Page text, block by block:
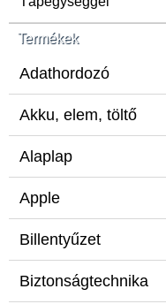
Termékek
Adathordozó
Akku, elem, töltő
Alaplap
Apple
Billentyűzet
Biztonságtechnika